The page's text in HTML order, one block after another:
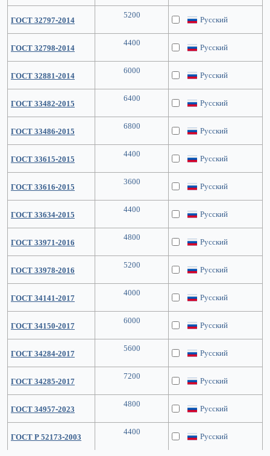
ГОСТ 32797-2014 5200 Русский
ГОСТ 32798-2014 4400 Русский
ГОСТ 32881-2014 6000 Русский
ГОСТ 33482-2015 6400 Русский
ГОСТ 33486-2015 6800 Русский
ГОСТ 33615-2015 4400 Русский
ГОСТ 33616-2015 3600 Русский
ГОСТ 33634-2015 4400 Русский
ГОСТ 33971-2016 4800 Русский
ГОСТ 33978-2016 5200 Русский
ГОСТ 34141-2017 4000 Русский
ГОСТ 34150-2017 6000 Русский
ГОСТ 34284-2017 5600 Русский
ГОСТ 34285-2017 7200 Русский
ГОСТ 34957-2023 4800 Русский
ГОСТ Р 52173-2003 4400 Русский